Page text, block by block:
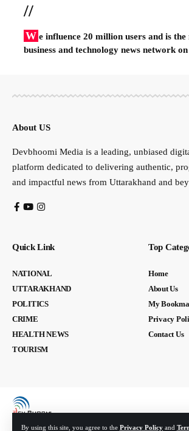
By using this site, you agree to the Privacy Policy and
//
W e influence 20 million users and is the
business and technology news network
About US
Devbhoomi Media is a leading, unbiased
platform dedicated to delivering authentic,
and impactful news from Uttarakhand and
Quick Link
NATIONAL
UTTARAKHAND
POLITICS
CRIME
HEALTH NEWS
TOURISM
Top
Home
About Us
My
Privacy
Contact Us